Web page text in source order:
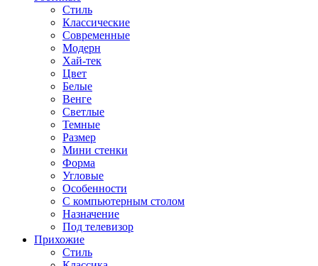
Стиль
Классические
Современные
Модерн
Хай-тек
Цвет
Белые
Венге
Светлые
Темные
Размер
Мини стенки
Форма
Угловые
Особенности
С компьютерным столом
Назначение
Под телевизор
Прихожие
Стиль